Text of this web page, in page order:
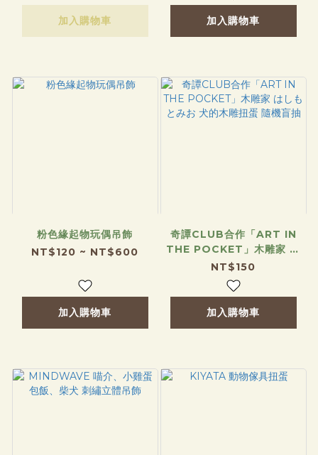
加入購物車 加入購物車
粉色緣起物玩偶吊飾
NT$120 ~ NT$600
加入購物車
奇譚CLUB合作「ART IN
THE POCKET」木雕家 は
しもとみお 犬的木雕扭蛋 隨
機盲抽
NT$150
加入購物車